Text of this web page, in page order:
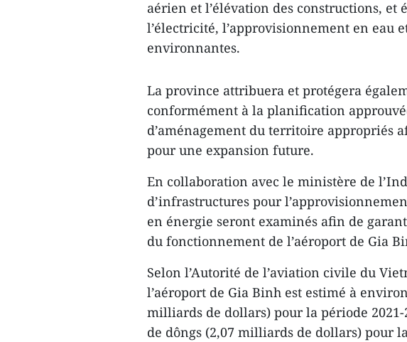
aérien et l’élévation des constructions, et
l’électricité, l’approvisionnement en eau
environnantes.
La province attribuera et protégera
conformément à la planification
d’aménagement du territoire appropriés
pour une expansion future.
En collaboration avec le ministère de
d’infrastructures pour
en énergie seront examinés afin de
du fonctionnement de l’aéroport de Gia
Selon l’Autorité de l’aviation civile du
l’aéroport de Gia Binh est estimé à
milliards de dollars) pour la période
de dôngs (2,07 milliards de dollars) pour